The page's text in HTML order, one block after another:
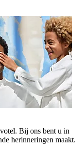
Bij ons bent u in
herinneringen maakt.